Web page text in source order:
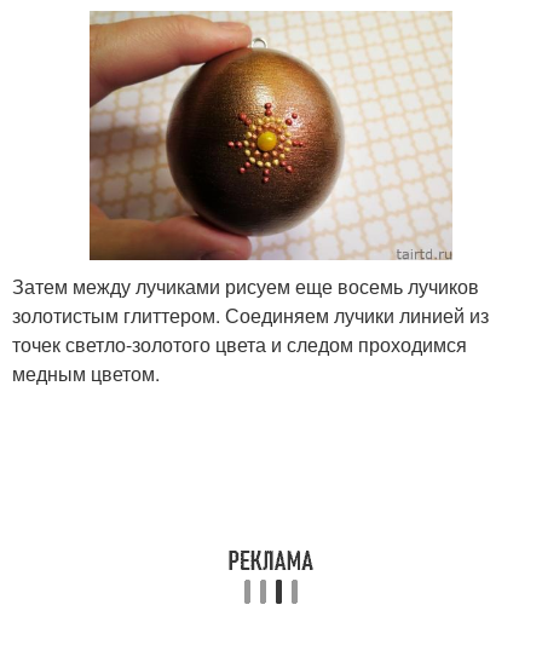
Затем между лучиками рисуем еще восемь лучиков
золотистым глиттером. Соединяем лучики линией из
точек светло-золотого цвета и следом проходимся
медным цветом.